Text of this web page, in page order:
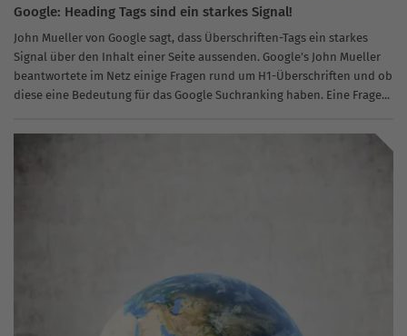
Google: Heading Tags sind ein starkes Signal!
John Mueller von Google sagt, dass Überschriften-Tags ein starkes
Signal über den Inhalt einer Seite aussenden. Google’s John Mueller
beantwortete im Netz einige Fragen rund um H1-Überschriften und ob
diese eine Bedeutung für das Google Suchranking haben. Eine Frage...